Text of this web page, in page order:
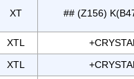
XT ## (Z156)
XTL +CRYSTAL
XTL +CRYSTAL